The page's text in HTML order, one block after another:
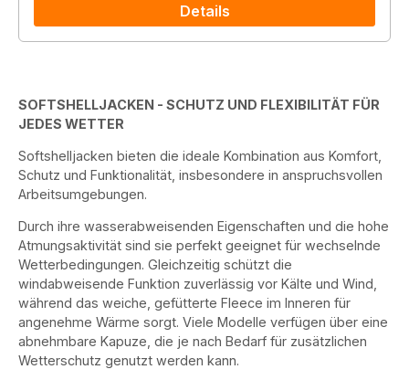
Details
SOFTSHELLJACKEN - SCHUTZ UND FLEXIBILITÄT FÜR
JEDES WETTER
Softshelljacken bieten die ideale Kombination aus Komfort,
Schutz und Funktionalität, insbesondere in anspruchsvollen
Arbeitsumgebungen.
Durch ihre wasserabweisenden Eigenschaften und die hohe
Atmungsaktivität sind sie perfekt geeignet für wechselnde
Wetterbedingungen. Gleichzeitig schützt die
windabweisende Funktion zuverlässig vor Kälte und Wind,
während das weiche, gefütterte Fleece im Inneren für
angenehme Wärme sorgt. Viele Modelle verfügen über eine
abnehmbare Kapuze, die je nach Bedarf für zusätzlichen
Wetterschutz genutzt werden kann.